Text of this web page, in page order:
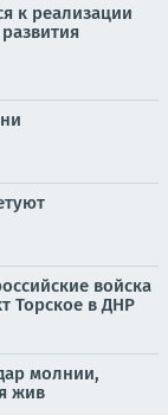
к реализации
войска
Торское в ДНР
молнии,
жив